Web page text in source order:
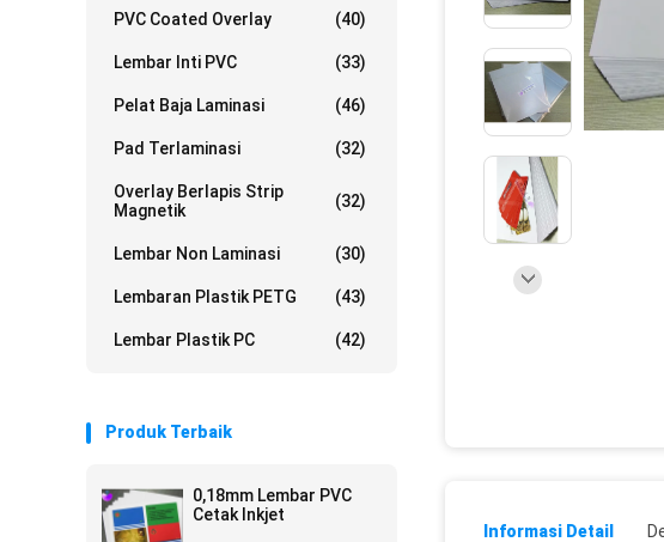
PVC Coated Overlay (40)
Lembar Inti PVC (33)
Pelat Baja Laminasi (46)
Pad Terlaminasi (32)
Overlay Berlapis Strip
Magnetik
(32)
Lembar Non Laminasi (30)
Lembaran Plastik PETG (43)
Lembar Plastik PC (42)
Produk Terbaik
0,18mm Lembar PVC
Cetak Inkjet
Informasi Detail